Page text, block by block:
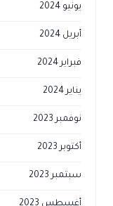
يونيو 2024
أبريل 2024
فبراير 2024
يناير 2024
نوفمبر 2023
أكتوبر 2023
سبتمبر 2023
أغسطس 2023